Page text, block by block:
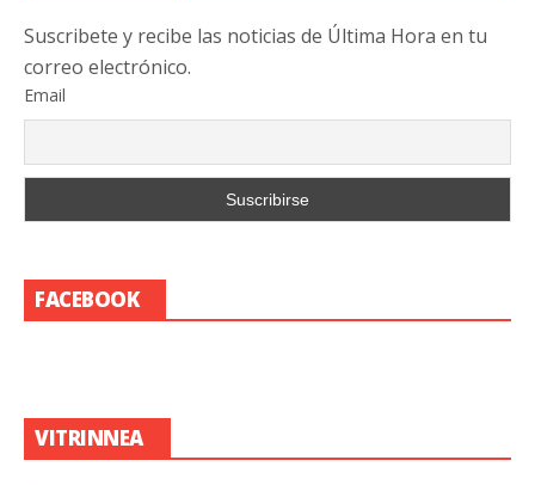
Suscribete y recibe las noticias de Última Hora en tu
correo electrónico.
Email
FACEBOOK
VITRINNEA